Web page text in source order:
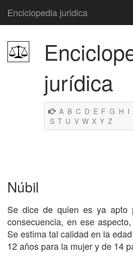
Enciclopedia juridica
jurídica
A B C D E F G H I
S T U V W X Y Z
Núbil
Se dice de quien es ya apto
consecuencia, en ese
Se estima tal calidad en la
12 años para la mujer y de 14